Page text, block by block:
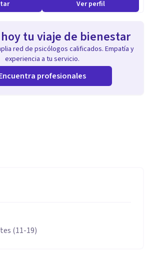
Ver perfil
tu viaje de bienestar
red de psicólogos calificados. Empatía y
experiencia a tu servicio.
profesionales
(11-19)